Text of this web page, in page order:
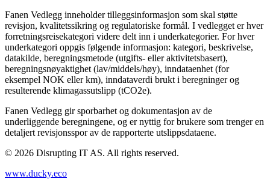
Fanen Vedlegg inneholder tilleggsinformasjon som skal støtte
revisjon, kvalitetssikring og regulatoriske formål. I vedlegget er hver
forretningsreisekategori videre delt inn i underkategorier. For hver
underkategori oppgis følgende informasjon: kategori, beskrivelse,
datakilde, beregningsmetode (utgifts- eller aktivitetsbasert),
beregningsnøyaktighet (lav/middels/høy), inndataenhet (for
eksempel NOK eller km), inndataverdi brukt i beregninger og
resulterende klimagassutslipp (tCO2e).
Fanen Vedlegg gir sporbarhet og dokumentasjon av de
underliggende beregningene, og er nyttig for brukere som trenger en
detaljert revisjonsspor av de rapporterte utslippsdataene.
© 2026 Disrupting IT AS. All rights reserved.
www.ducky.eco